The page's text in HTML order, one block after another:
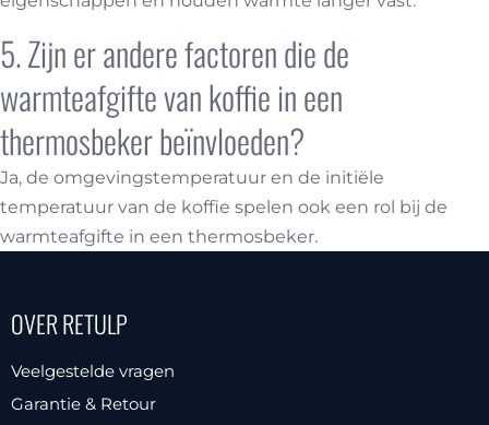
5. Zijn er andere factoren die de
warmteafgifte van koffie in een
thermosbeker beïnvloeden?
Ja, de omgevingstemperatuur en de initiële
temperatuur van de koffie spelen ook een rol bij de
warmteafgifte in een thermosbeker.
OVER RETULP
Veelgestelde vragen
Garantie & Retour